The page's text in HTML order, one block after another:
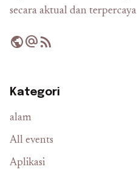
secara aktual dan terpercaya
publicalternate_emailrss_feed
Kategori
alam
All events
Aplikasi